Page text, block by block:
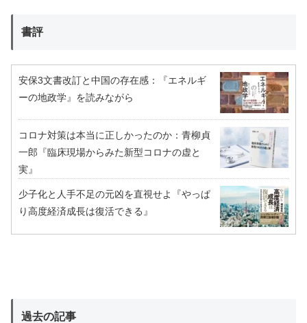
書評
安保3文書改訂と中国の存在感：『エネルギ
ーの地政学』を読みながら
コロナ対策は本当に正しかったのか：青柳貞
一郎『臨床現場からみた新型コロナの虚と
実』
少子化と人手不足の元凶を直視せよ『やっぱ
り高度経済成長は復活できる』
過去の記事